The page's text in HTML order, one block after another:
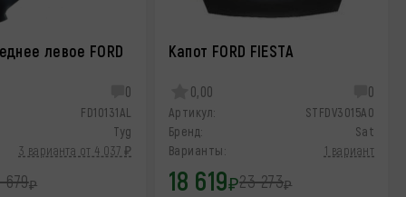
левое FORD
0
FD10131AL
Tyg
3 варианта от 4 037 ₽
679₽
Капот FORD FIESTA
0,00 0
Артикул:
STFDV3015A0
Бренд:
Sat
Варианты:
1 вариант
18 619₽23 273₽